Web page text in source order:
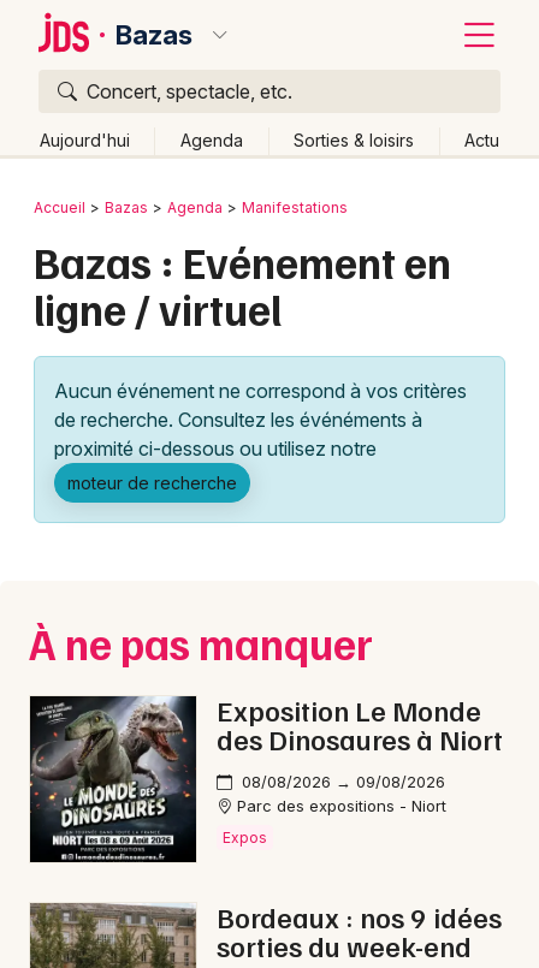
Bazas
Concert, spectacle, etc.
Aujourd'hui Agenda Sorties & loisirs Actu
Publier un événement
Grands événements
Activité & Expérience
Manifestations
Foires & salons
Concerts
Sports
Soirées
Sorties famille
Sorties & loisirs
Bordeaux
Colmar
Lille
Lyon
Marseille
Mulhouse
Nice
Paris
Strasbourg
Toulouse
Toutes les villes
Retour
Accueil Bazas Agenda Manifestations
Bazas : Evénement en
ligne / virtuel
Aucun événement ne correspond à vos critères
de recherche. Consultez les événéments à
proximité ci-dessous ou utilisez notre
moteur de recherche
À ne pas manquer
Exposition Le Monde
des Dinosaures à Niort
08/08/2026 → 09/08/2026
Parc des expositions - Niort
Expos
Bordeaux : nos 9 idées
sorties du week-end
Quoi ?
Où ?
Près de moi
Changer de lieu
Quand ?
Aujourd'hui
Demain Ce week-end Autre